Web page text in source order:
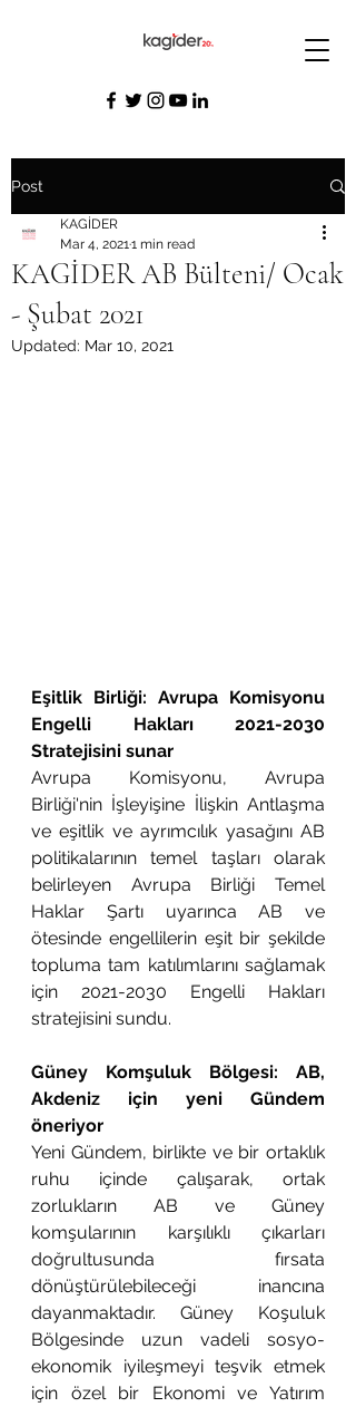
Post
KAGİDER AB Bülteni/ Ocak
- Şubat 2021
KAGİDER
Mar 4, 20211 min read
Updated: Mar 10, 2021
Eşitlik Birliği: Avrupa Komisyonu
Engelli Hakları 2021-2030
Stratejisini sunar
Avrupa Komisyonu, Avrupa
Birliği'nin İşleyişine İlişkin Antlaşma
ve eşitlik ve ayrımcılık yasağını AB
politikalarının temel taşları olarak
belirleyen Avrupa Birliği Temel
Haklar Şartı uyarınca AB ve
ötesinde engellilerin eşit bir şekilde
topluma tam katılımlarını sağlamak
için 2021-2030 Engelli Hakları
stratejisini sundu.
Güney Komşuluk Bölgesi: AB,
Akdeniz için yeni Gündem
öneriyor
Yeni Gündem, birlikte ve bir ortaklık
ruhu içinde çalışarak, ortak
zorlukların AB ve Güney
komşularının karşılıklı çıkarları
doğrultusunda fırsata
dönüştürülebileceği inancına
dayanmaktadır. Güney Koşuluk
Bölgesinde uzun vadeli sosyo-
ekonomik iyileşmeyi teşvik etmek
için özel bir Ekonomi ve Yatırım